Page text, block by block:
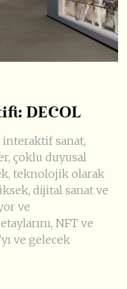
DECOL
sanat,
çoklu duyusal
teknolojik olarak
dijital sanat ve
ve
NFT ve
ve gelecek